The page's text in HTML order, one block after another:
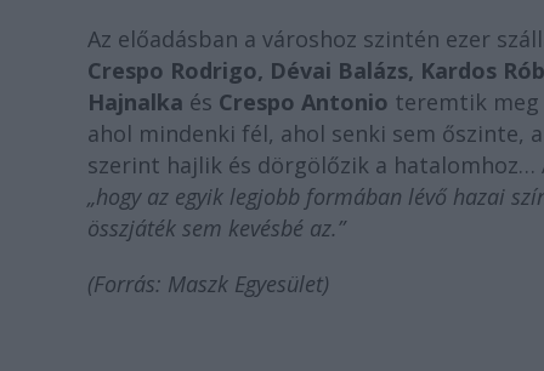
Az előadásban a városhoz szintén ezer
Crespo Rodrigo, Dévai Balázs, Kardos
Hajnalka és Crespo Antonio teremtik meg
ahol mindenki fél, ahol senki sem
szerint hajlik és dörgölőzik a
„hogy az egyik legjobb formában lévő hazai
összjáték sem kevésbé az.”
(Forrás: Maszk Egyesület)